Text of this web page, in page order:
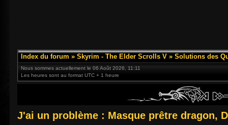
Index du forum » Skyrim - The Elder Scrolls V » Solutions des
Nous sommes actuellement le 06 Août 2026, 11:11
Les heures sont au format UTC + 1 heure
J'ai un problème : Masque prêtre dragon,